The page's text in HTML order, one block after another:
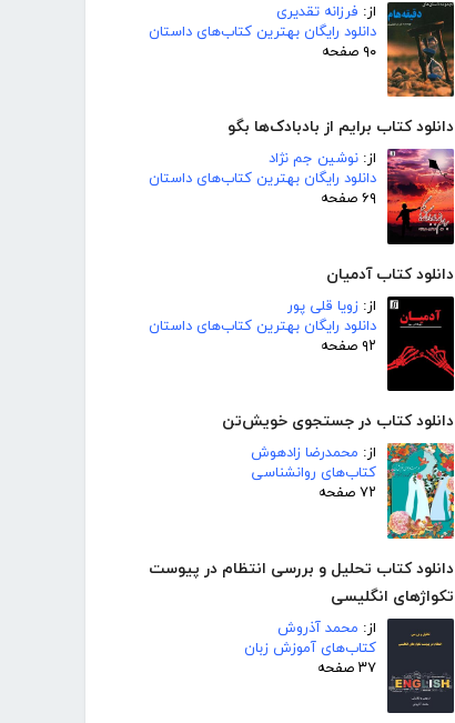
از: فرزانه تقدیری
دانلود رایگان بهترین کتاب‌های داستان
۹۰ صفحه
دانلود کتاب برایم از بادبادک‌ها بگو
از: نوشین جم نژاد
دانلود رایگان بهترین کتاب‌های داستان
۶۹ صفحه
دانلود کتاب آدمیان
از: زویا قلی پور
دانلود رایگان بهترین کتاب‌های داستان
۹۲ صفحه
دانلود کتاب در جستجوی خویش‌تن
از: محمدرضا زادهوش
کتاب‌های روانشناسی
۷۲ صفحه
دانلود کتاب تحلیل و بررسی انتظام در پیوست
تکواژهای انگلیسی
از: محمد آذروش
کتاب‌های آموزش زبان
۳۷ صفحه